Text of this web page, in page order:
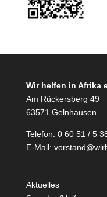
Wir helfen in Afrika
Am Rückersberg 49
63571 Gelnhausen
Telefon: 0 60 51 / 5
E-Mail:
Aktuelles